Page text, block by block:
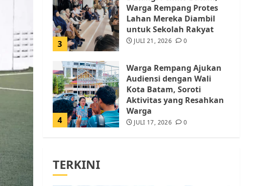
3
Warga Rempang Protes
Lahan Mereka Diambil
untuk Sekolah Rakyat
JULI 21, 2026 0
4
Warga Rempang Ajukan
Audiensi dengan Wali
Kota Batam, Soroti
Aktivitas yang Resahkan
Warga
JULI 17, 2026 0
TERKINI